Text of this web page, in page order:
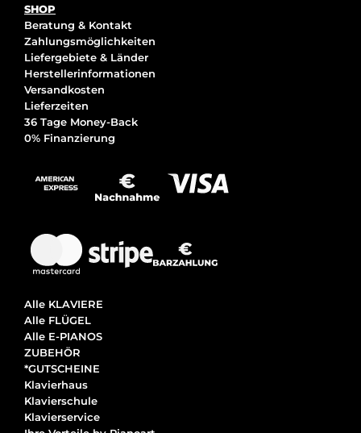
SHOP
Beratung & Kontakt
Zahlungsmöglichkeiten
Liefergebiete & Länder
Herstellerinformationen
Versandkosten
Lieferzeiten
36 Tage Money-Back
0% Finanzierung
Alle KLAVIERE
Alle FLÜGEL
Alle E-PIANOS
ZUBEHÖR
*GUTSCHEINE
Klavierhaus
Klavierschule
Klavierservice